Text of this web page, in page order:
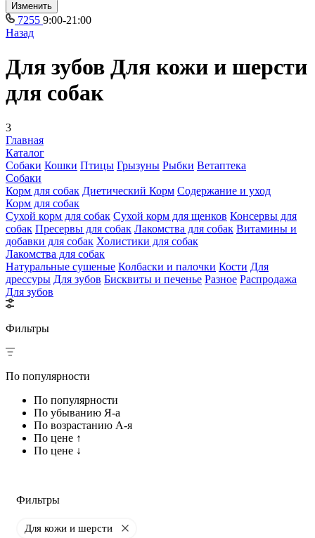
Изменить
7255 9:00-21:00
Назад
Для зубов Для кожи и шерсти
для собак
3
Главная
Каталог
Собаки Кошки Птицы Грызуны Рыбки Ветаптека
Собаки
Корм для собак Диетический Корм Содержание и уход
Корм для собак
Сухой корм для собак Сухой корм для щенков Консервы для
собак Пресервы для собак Лакомства для собак Витамины и
добавки для собак Холистики для собак
Лакомства для собак
Натуральные сушеные Колбаски и палочки Кости Для
дрессуры Для зубов Бисквиты и печенье Разное Распродажа
Для зубов
Фильтры
По популярности
По популярности
По убыванию Я-а
По возрастанию А-я
По цене ↑
По цене ↓
Фильтры
Для кожи и шерсти